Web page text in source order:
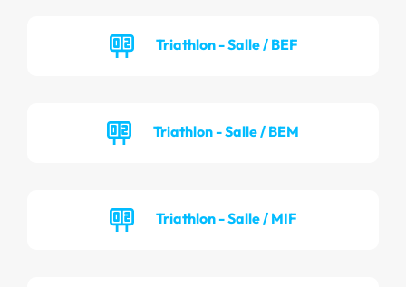
Triathlon - Salle / BEF
Triathlon - Salle / BEM
Triathlon - Salle / MIF